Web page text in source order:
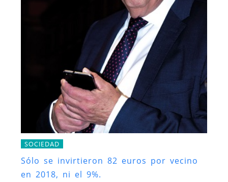
SOCIEDAD
Sólo se invirtieron 82 euros por vecino
en 2018, ni el 9%.